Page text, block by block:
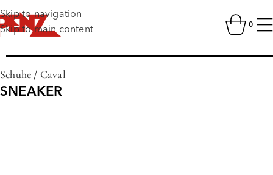
Skip to navigation
Skip to main content
0
Schuhe / Caval
SNEAKER